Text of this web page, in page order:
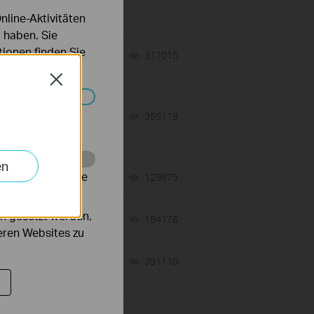
07-16-2026 317015
359119
06-24-2026 129875
06-24-2026 184176
391110
Close
Aktivitäten
Sie
finden Sie
nicht
um die
gesetzt werden,
Websites zu